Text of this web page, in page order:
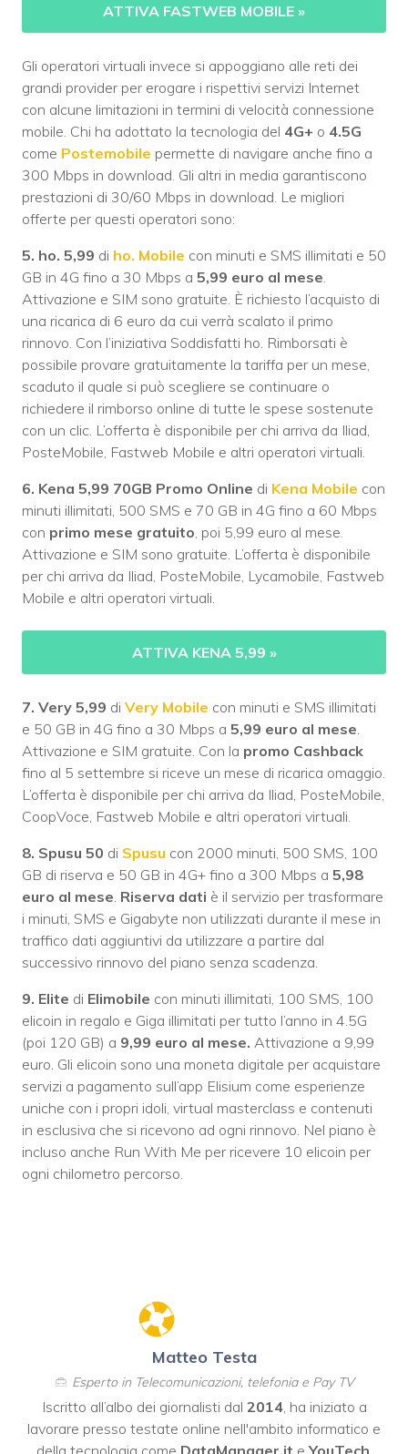
ATTIVA FASTWEB MOBILE »
Gli operatori virtuali invece si appoggiano alle reti dei
grandi provider per erogare i rispettivi servizi Internet
con alcune limitazioni in termini di velocità connessione
mobile. Chi ha adottato la tecnologia del 4G+ o 4.5G
come Postemobile permette di navigare anche fino a
300 Mbps in download. Gli altri in media garantiscono
prestazioni di 30/60 Mbps in download. Le migliori
offerte per questi operatori sono:
5. ho. 5,99 di ho. Mobile con minuti e SMS illimitati e 50
GB in 4G fino a 30 Mbps a 5,99 euro al mese
Attivazione e SIM sono gratuite. È richiesto l’acquisto di
una ricarica di 6 euro da cui verrà scalato il primo
rinnovo. Con l’iniziativa Soddisfatti ho. Rimborsati è
possibile provare gratuitamente la tariffa per un mese,
scaduto il quale si può scegliere se continuare o
richiedere il rimborso online di tutte le spese sostenute
con un clic. L’offerta è disponibile per chi arriva da Iliad,
PosteMobile, Fastweb Mobile e altri operatori virtuali.
6. Kena 5,99 70GB Promo Online di Kena Mobile con
minuti illimitati, 500 SMS e 70 GB in 4G fino a 60 Mbps
con primo mese gratuito , poi 5,99 euro al mese.
Attivazione e SIM sono gratuite. L’offerta è disponibile
per chi arriva da Iliad, PosteMobile, Lycamobile, Fastweb
Mobile e altri operatori virtuali.
ATTIVA KENA 5,99 »
7. Very 5,99 di Very Mobile con minuti e SMS illimitati
e 50 GB in 4G fino a 30 Mbps a 5,99 euro al mese
Attivazione e SIM gratuite. Con la promo Cashback
fino al 5 settembre si riceve un mese di ricarica omaggio.
L’offerta è disponibile per chi arriva da Iliad, PosteMobile,
CoopVoce, Fastweb Mobile e altri operatori virtuali.
8. Spusu 50 di Spusu con 2000 minuti, 500 SMS, 100
GB di riserva e 50 GB in 4G+ fino a 300 Mbps a 5,98
euro al mese Riserva dati è il servizio per trasformare
i minuti, SMS e Gigabyte non utilizzati durante il mese in
traffico dati aggiuntivi da utilizzare a partire dal
successivo rinnovo del piano senza scadenza.
9. Elite di Elimobile con minuti illimitati, 100 SMS, 100
elicoin in regalo e Giga illimitati per tutto l’anno in 4.5G
(poi 120 GB) a 9,99 euro al mese. Attivazione a 9,99
euro. Gli elicoin sono una moneta digitale per acquistare
servizi a pagamento sull’app Elisium come esperienze
uniche con i propri idoli, virtual masterclass e contenuti
in esclusiva che si ricevono ad ogni rinnovo. Nel piano è
incluso anche Run With Me per ricevere 10 elicoin per
ogni chilometro percorso.
Matteo Testa
Esperto in Telecomunicazioni, telefonia e Pay TV
Iscritto all’albo dei giornalisti dal 2014, ha iniziato a
lavorare presso testate online nell'ambito informatico e
della tecnologia come DataManager.it eYouTech